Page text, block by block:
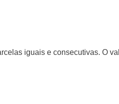
iguais e consecutivas. O